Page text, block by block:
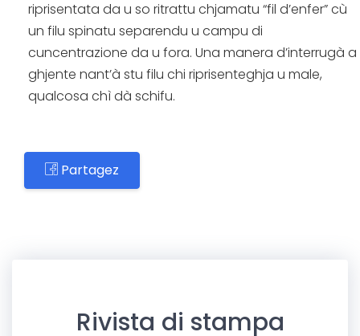
riprisentata da u so ritrattu chjamatu “fil d’enfer” cù
un filu spinatu separendu u campu di
cuncentrazione da u fora. Una manera d’interrugà a
ghjente nant’à stu filu chi riprisenteghja u male,
qualcosa chì dà schifu.
Partagez
Rivista di stampa